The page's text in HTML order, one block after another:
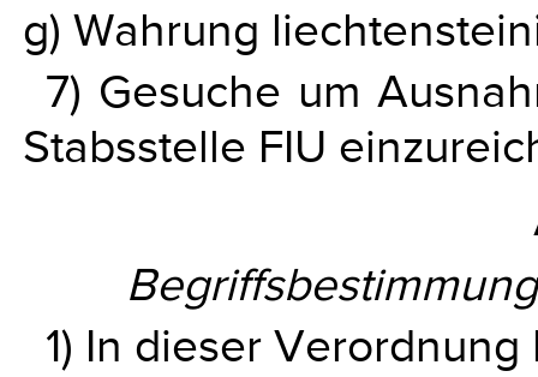
g) Wahrung
7) Gesuche um
Stabsstelle FIU
1) In dieser